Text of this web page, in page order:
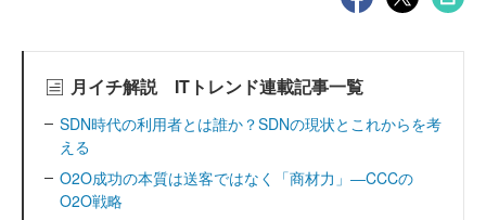
月イチ解説 ITトレンド連載記事一覧
SDN時代の利用者とは誰か？SDNの現状とこれからを考
える
O2O成功の本質は送客ではなく「商材力」―CCCの
O2O戦略